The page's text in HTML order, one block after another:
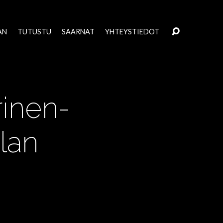
TUTUSTU SAARNAT YHTEYSTIEDOT